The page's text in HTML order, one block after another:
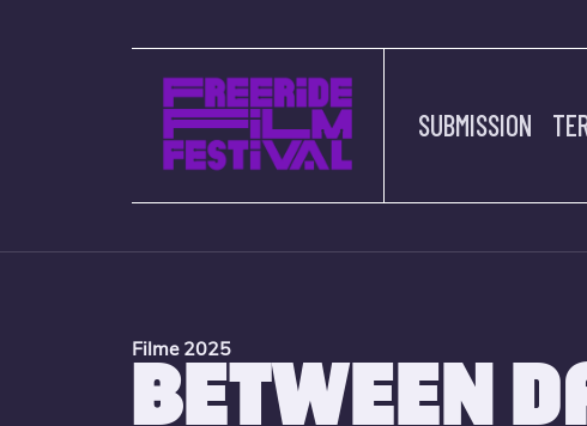
SUBMISSION
Filme 2025
BETWEEN